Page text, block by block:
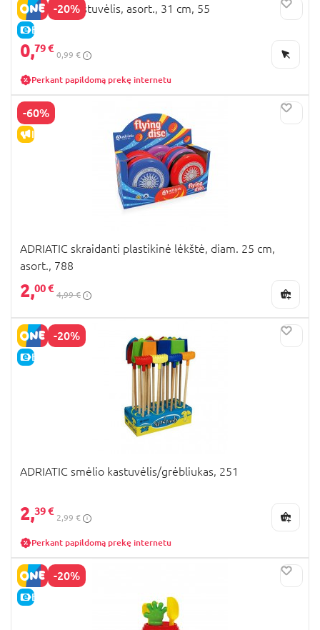
-20%
E-KAINA
ADRIATIC kastuvėlis, asort., 31 cm, 55
0,79 €
0,99 €
Perkant papildomą prekę internetu
-60%
IŠPARDAVIMAS
ADRIATIC skraidanti plastikinė lėkštė, diam. 25 cm,
asort., 788
2,00 €
4,99 €
-20%
E-KAINA
ADRIATIC smėlio kastuvėlis/grėbliukas, 251
2,39 €
2,99 €
Perkant papildomą prekę internetu
-20%
E-KAINA